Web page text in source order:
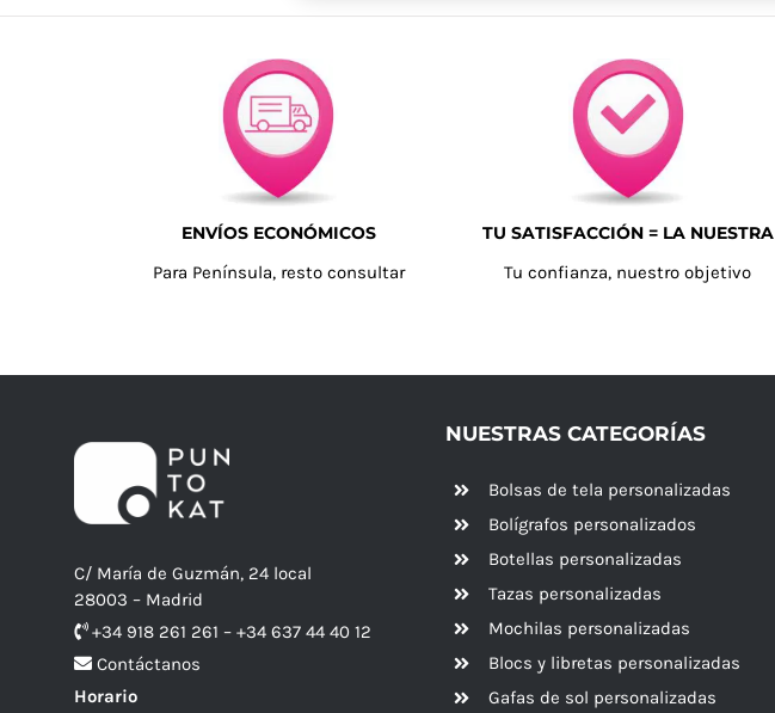
ENVÍOS ECONÓMICOS
Para Península, resto consultar
TU SATISFACCIÓN = LA NUESTRA
Tu confianza, nuestro objetivo
C/ María de Guzmán, 24 local
28003 – Madrid
+34 918 261 261 – +34 637 44 40 12
Contáctanos
Horario
NUESTRAS CATEGORÍAS
Bolsas de tela personalizadas
Bolígrafos personalizados
Botellas personalizadas
Tazas personalizadas
Mochilas personalizadas
Blocs y libretas personalizadas
Gafas de sol personalizadas